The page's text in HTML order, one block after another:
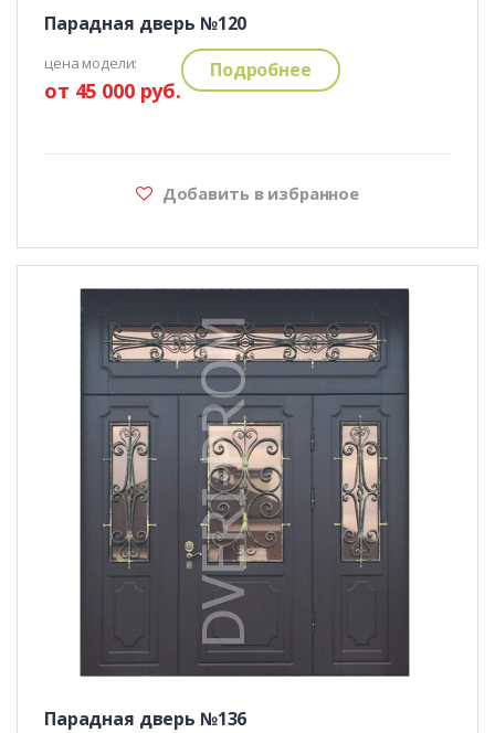
Парадная дверь №120
цена модели:
от 45 000 руб.
Подробнее
Добавить в избранное
Парадная дверь №136